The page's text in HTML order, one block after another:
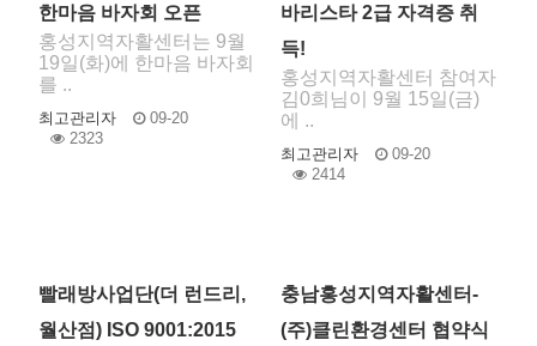
한마음 바자회 오픈
홍성지역자활센터는 9월
19일(화)에 한마음 바자회
를 ..
최고관리자
09-20
2323
바리스타 2급 자격증 취
득!
홍성지역자활센터 참여자
김0희님이 9월 15일(금)
에 ..
최고관리자
09-20
2414
빨래방사업단(더 런드리,
월산점) ISO 9001:2015
충남홍성지역자활센터-
(주)클린환경센터 협약식